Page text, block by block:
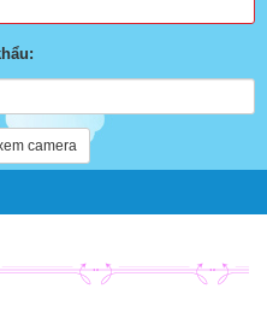
camera